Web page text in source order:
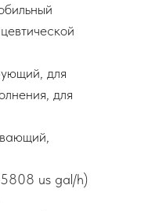
для
для
us gal/h)